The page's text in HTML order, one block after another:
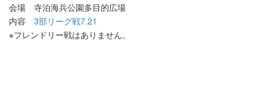
会場 寺泊海兵公園多目的広場
内容 3部リーグ戦7.21
※フレンドリー戦はありません。